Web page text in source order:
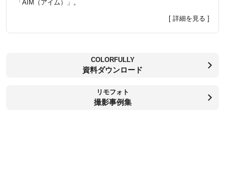
「AIM（アイム）」。
[ 詳細を見る ]
COLORFULLY
資料ダウンロード
リモフォト
撮影事例集